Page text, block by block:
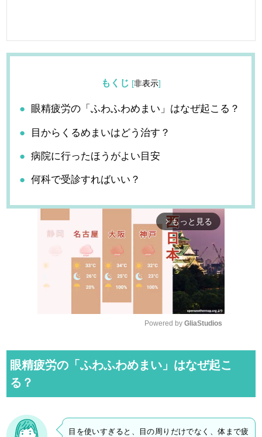
もくじ [非表示]
眼精疲労の「ふわふわめまい」はなぜ起こる？
目からくるめまいはどう治す？
病院に行ったほうがよい目安
何科で受診すればいい？
arrow_forward_ios もっと見る
t
Powered by GliaStudios
眼精疲労の「ふわふわめまい」はなぜ起こ
る？
目を使いすぎると、目の周りだけでなく、体まで疲